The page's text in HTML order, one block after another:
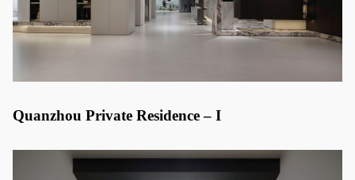
Quanzhou Private Residence – I